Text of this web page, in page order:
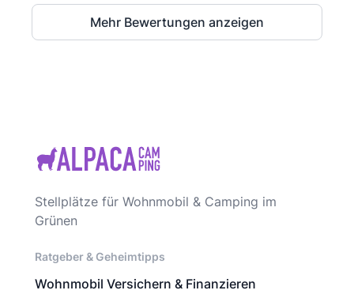
Mehr Bewertungen anzeigen
Stellplätze für Wohnmobil & Camping im
Grünen
Ratgeber & Geheimtipps
Wohnmobil Versichern & Finanzieren